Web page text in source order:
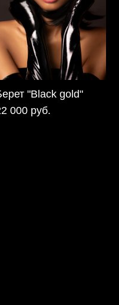
"Black gold"
000 pуб.